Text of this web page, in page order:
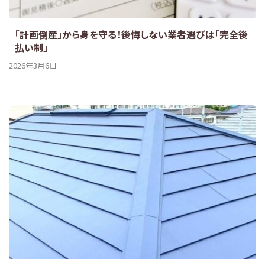
「計画倒産」から身を守る！後悔しない業者選びは「完全後
払い制」
2026年3月6日